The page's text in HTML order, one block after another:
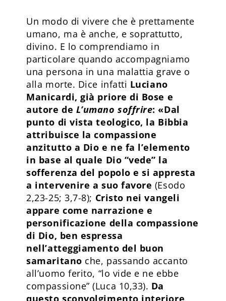
Un modo di vivere che è prettamente
umano, ma è anche, e soprattutto,
divino. E lo comprendiamo in
particolare quando accompagniamo
una persona in una malattia grave o
alla morte. Dice infatti Luciano
Manicardi, già priore di Bose e
autore de L’umano soffrire: «Dal
punto di vista teologico, la Bibbia
attribuisce la compassione
anzitutto a Dio e ne fa l’elemento
in base al quale Dio “vede” la
sofferenza del popolo e si appresta
a intervenire a suo favore (Esodo
2,23-25; 3,7-8); Cristo nei vangeli
appare come narrazione e
personificazione della compassione
di Dio, ben espressa
nell’atteggiamento del buon
samaritano che, passando accanto
all’uomo ferito, “lo vide e ne ebbe
compassione” (Luca 10,33). Da
questo sconvolgimento interiore,